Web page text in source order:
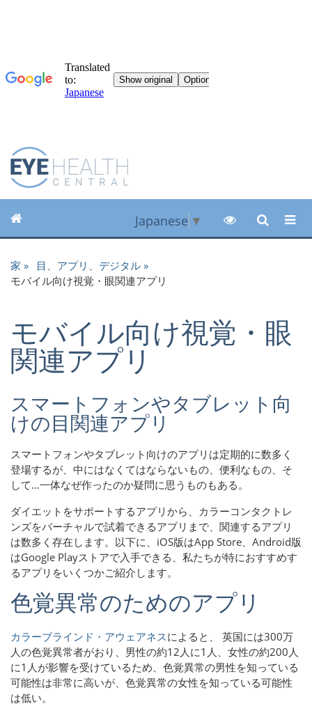
Japanese ▼
家
目、アプリ、デジタル
モバイル向け視覚・眼関連アプリ
モバイル向け視覚・眼
関連アプリ
スマートフォンやタブレット向
けの目関連アプリ
スマートフォンやタブレット向けのアプリは定期的に数多く
登場するが、中にはなくてはならないもの、便利なもの、そ
して…一体なぜ作ったのか疑問に思うものもある。
ダイエットをサポートするアプリから、カラーコンタクトレ
ンズをバーチャルで試着できるアプリまで、関連するアプリ
は数多く存在します。以下に、iOS版はApp Store、Android版
はGoogle Playストアで入手できる、私たちが特におすすめす
るアプリをいくつかご紹介します。
色覚異常のためのアプリ
カラーブラインド・アウェアネスによると、
英国には300万
人の色覚異常者がおり、男性の約12人に1人、女性の約200人
に1人が影響を受けているため、色覚異常の男性を知っている
可能性は非常に高いが、色覚異常の女性を知っている可能性
は低い。